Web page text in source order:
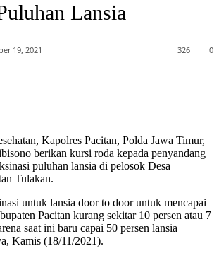
Lansia
19, 2021 0
326
Kapolres Pacitan, Polda Jawa Timur,
berikan kursi roda kepada penyandang
puluhan lansia di pelosok Desa
Tulakan.
untuk lansia door to door untuk mencapai
Pacitan kurang sekitar 10 persen atau 7
saat ini baru capai 50 persen lansia
Kamis (18/11/2021).